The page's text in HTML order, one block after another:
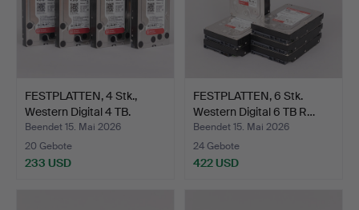
FESTPLATTEN, 4 Stk.,
Western Digital 4 TB.
Beendet 15. Mai 2026
20 Gebote
233 USD
FESTPLATTEN, 6 Stk.
Western Digital 6 TB R…
Beendet 15. Mai 2026
24 Gebote
422 USD